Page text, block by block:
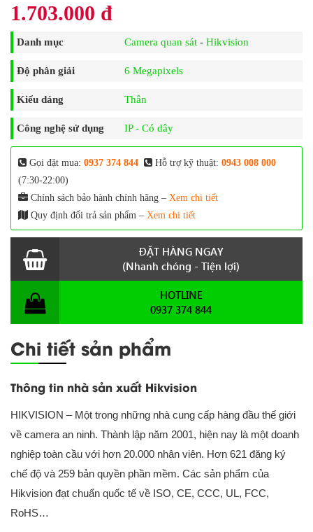
1.703.000 đ
Danh mục Camera quan sát - Hikvision
Độ phân giải 6 Megapixels
Kiểu dáng Thân
Công nghệ sử dụng IP - Có dây
Gọi đặt mua: 0937 374 844 Hỗ trợ kỹ thuật: 0943 008 000
(7:30-22:00)
Chính sách bảo hành chính hãng – Xem chi tiết
Quy định đổi trả sản phẩm – Xem chi tiết
ĐẶT HÀNG NGAY
(Nhanh chóng - Tiện lợi)
HOTLINE
0937 374 844
Chi tiết sản phẩm
Thông tin nhà sản xuất Hikvision
HIKVISION – Một trong những nhà cung cấp hàng đầu thế giới
về camera an ninh. Thành lập năm 2001, hiện nay là một doanh
nghiệp toàn cầu với hơn 20.000 nhân viên. Hơn 621 đăng ký
chế độ và 259 bản quyền phần mềm. Các sản phẩm của
Hikvision đạt chuẩn quốc tế về ISO, CE, CCC, UL, FCC,
RoHS…